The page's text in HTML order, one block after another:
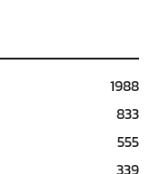
1988
833
555